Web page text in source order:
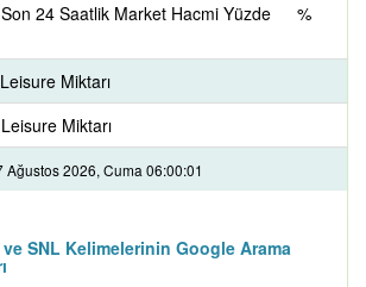
24 Saatlik Market Hacmi Yüzde
%
Miktarı
Miktarı
Ağustos 2026, Cuma 06:00:01
SNL Kelimelerinin Google Arama